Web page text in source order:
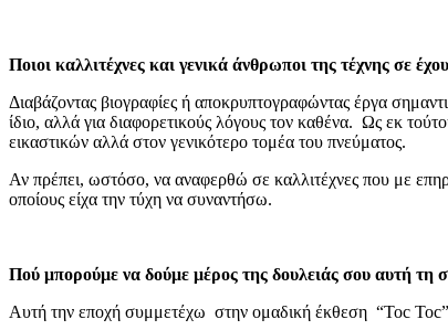
Ποιοι καλλιτέχνες και γενικά άνθρωποι της τέχνης σε
Διαβάζοντας βιογραφίες ή αποκρυπτογραφώντας έργα
ίδιο, αλλά για διαφορετικούς λόγους τον καθένα. Ως εκ
εικαστικών αλλά στον γενικότερο τομέα του πνεύματος.
Αν πρέπει, ωστόσο, να αναφερθώ σε καλλιτέχνες που με
οποίους είχα την τύχη να συναντήσω.
Πού μπορούμε να δούμε μέρος της δουλειάς σου αυτή τη
Αυτή την εποχή συμμετέχω στην ομαδική έκθεση “Toc